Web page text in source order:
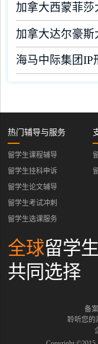
加拿大达尔豪斯
热门辅导与服务
留学生课程辅导
留学生挂科申诉
留学生论文辅导
留学生考试冲刺
留学生选课服务
全球留学生
共同选择
备
聆听您的